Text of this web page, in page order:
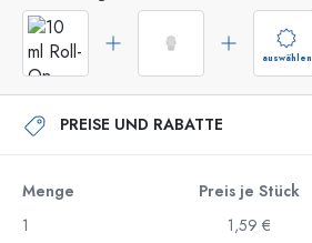
auswählen
PREISE UND RABATTE
Menge Preis je Stück
1
1,59 €